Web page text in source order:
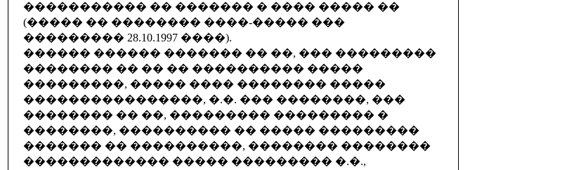
����������� �� ������� � ���� ����� ��
(����� �� �������� ����-����� ���
��������� 28.10.1997 ����).
������ ������ ������� �� ��, ��� ���������
�������� �� �� �� ���������� �����
���������, ����� ���� �������� �����
����������������, �.�. ��� ��������, ���
�������� �� ��, ��������� ��������� �
��������, ���������� �� ����� ���������
������� �� ����������, �������� ��������
������������� ����� ��������� �.�.,